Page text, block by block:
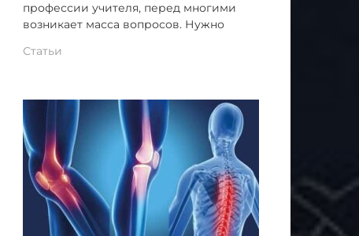
профессии учителя, перед многими
возникает масса вопросов. Нужно
Статьи